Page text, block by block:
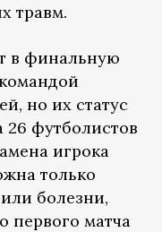
травм.
в финальную
но их статус
26 футболистов
игрока
только
болезни,
первого матча